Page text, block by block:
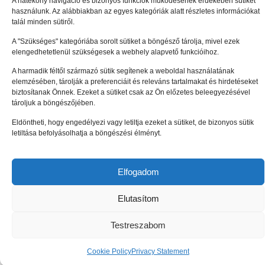
használunk. Az alábbiakban az egyes kategóriák alatt részletes információkat
talál minden sütiről.
A "Szükséges" kategóriába sorolt sütiket a böngésző tárolja, mivel ezek
elengedhetetlenül szükségesek a webhely alapvető funkcióihoz.
A harmadik féltől származó sütik segítenek a weboldal használatának
elemzésében, tárolják a preferenciáit és releváns tartalmakat és hirdetéseket
biztosítanak Önnek. Ezeket a sütiket csak az Ön előzetes beleegyezésével
tároljuk a böngészőjében.
Eldöntheti, hogy engedélyezi vagy letiltja ezeket a sütiket, de bizonyos sütik
letiltása befolyásolhatja a böngészési élményt.
Elfogadom
Elutasítom
Testreszabom
Cookie PolicyPrivacy Statement
Szabolcs-
Szatmár-Bereg
Vállalkozásélénkítő
Alapítvány
Zala Megyei
Vállalkozásfejlesztési
Alapítvány
Impresszum Adatkezelési tájékoztató (EU)
© Enterprise Europe Network Hungary 2010 –2026. Minden